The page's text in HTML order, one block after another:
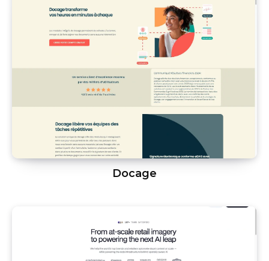
Docage